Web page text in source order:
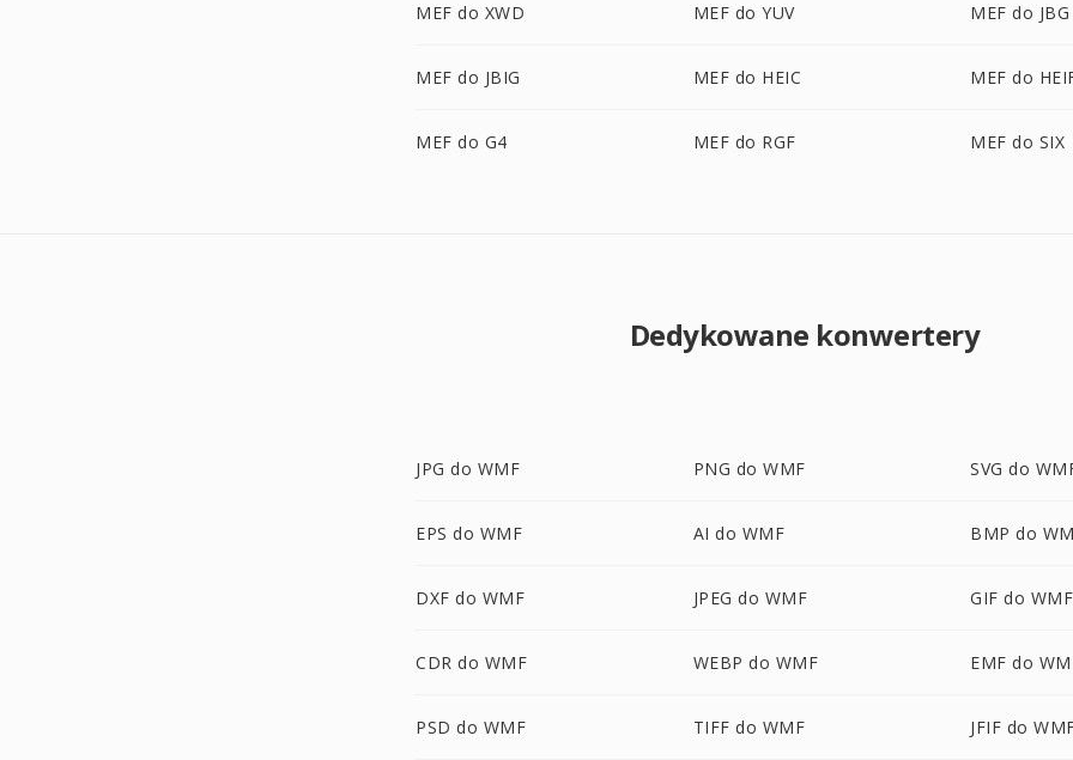
MEF do XWD MEF do YUV MEF do JBG
MEF do JBIG MEF do HEIC MEF do
MEF do G4 MEF do RGF MEF do SIX
Dedykowane konwertery
JPG do WMF PNG do WMF SVG do
EPS do WMF AI do WMF BMP do
DXF do WMF JPEG do WMF GIF do WMF
CDR do WMF WEBP do WMF EMF do
PSD do WMF TIFF do WMF JFIF do